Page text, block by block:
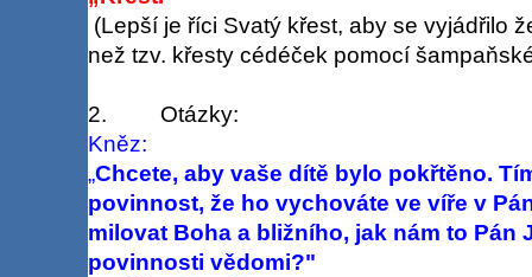
(Lepší je říci Svatý křest, aby se vyjádřilo
než tzv. křesty cédéček pomocí
2. Otázky:
Kněz:
„Chcete, aby vaše dítě bylo pokřtěno.
povinnost, že ho vychováte ve víře v
milovat Boha a bližního, jak nám to Pán
povinnosti vědomi?"